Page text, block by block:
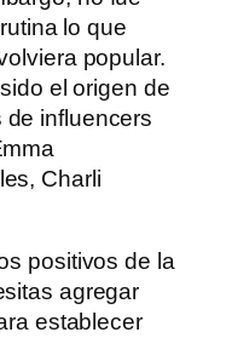
lo que
popular.
el origen de
influencers
Charli
positivos de la
agregar
establecer